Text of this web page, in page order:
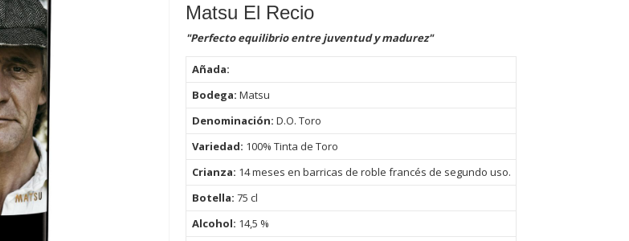
Matsu El Recio
"Perfecto equilibrio entre juventud y madurez"
Añada:
Bodega: Matsu
Denominación: D.O. Toro
Variedad: 100% Tinta de Toro
Crianza: 14 meses en barricas de roble francés de segundo uso.
Botella: 75 cl
Alcohol: 14,5 %